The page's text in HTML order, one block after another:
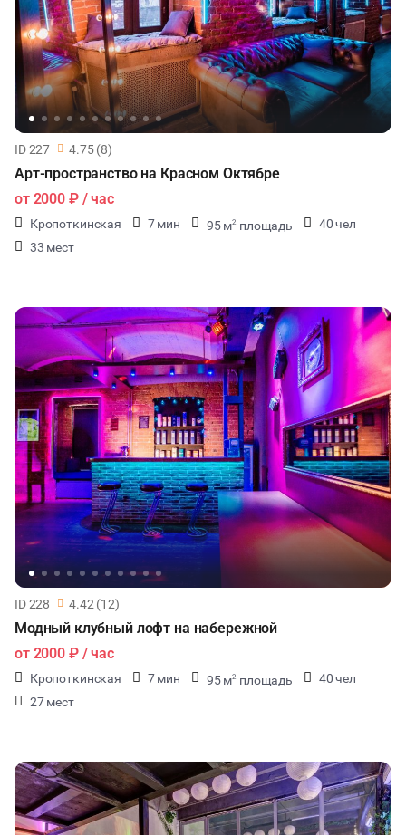
ID 227 4.75 (8)
Арт-пространство на Красном Октябре
от 2000 ₽/ час
Кропоткинская 7 мин 95 м2 площадь
40 чел
33 мест
ID 228 4.42 (12)
Модный клубный лофт на набережной
от 2000 ₽/ час
Кропоткинская 7 мин 95 м2 площадь
40 чел
27 мест